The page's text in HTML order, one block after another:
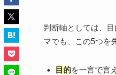
判断軸としては、
マでも、この5つを
目的を一言で言